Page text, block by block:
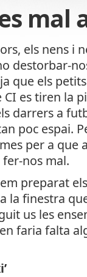
mal
els nens i
destorbar-
que els
es tiren la
darrers a
poc espai.
per a que
nos mal.
preparat
la finestra
us les
faria falta